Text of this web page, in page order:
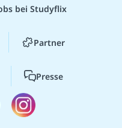
bei Studyflix
Partner
Presse